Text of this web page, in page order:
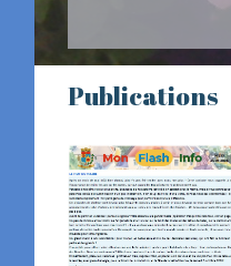
Publications